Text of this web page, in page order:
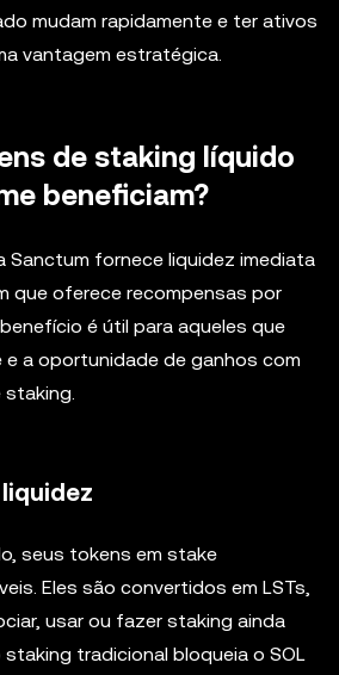
mudam rapidamente e ter ativos
vantagem estratégica.
de staking líquido
beneficiam?
Sanctum fornece liquidez imediata
que oferece recompensas por
é útil para aqueles que
e a oportunidade de ganhos com
seus tokens em stake
Eles são convertidos em LSTs,
usar ou fazer staking ainda
staking tradicional bloqueia o SOL